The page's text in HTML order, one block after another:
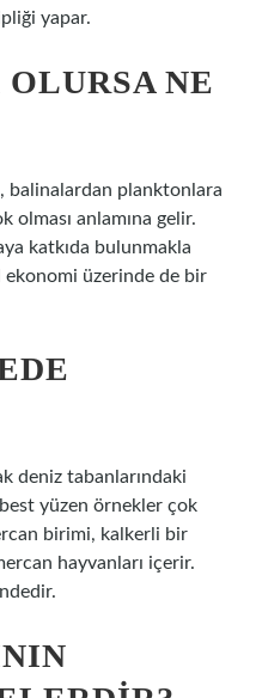
yapar.
NE
balinalardan planktonlara
olması anlamına gelir.
katkıda bulunmakla
ekonomi üzerinde de bir
deniz tabanlarındaki
yüzen örnekler çok
birimi, kalkerli bir
hayvanları içerir.